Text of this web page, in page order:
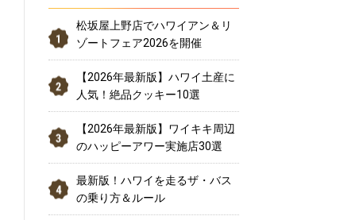
松坂屋上野店でハワイアン＆リ
ゾートフェア2026を開催
【2026年最新版】ハワイ土産に
人気！絶品クッキー10選
【2026年最新版】ワイキキ周辺
のハッピーアワー実施店30選
最新版！ハワイを走るザ・バス
の乗り方＆ルール